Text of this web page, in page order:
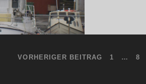
VORHERIGER BEITRAG 1 … 8